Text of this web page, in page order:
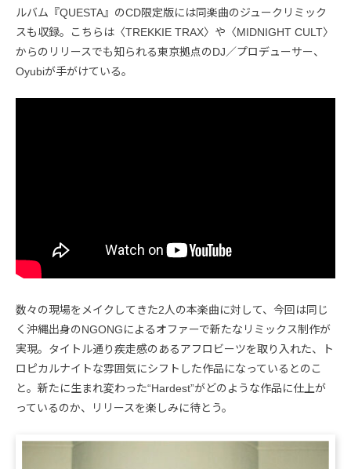
ルバム『QUESTA』のCD限定版には同楽曲のジュークリミック
スも収録。こちらは〈TREKKIE TRAX〉や〈MIDNIGHT CULT〉
からのリリースでも知られる東京拠点のDJ／プロデューサー、
Oyubiが手がけている。
数々の現場をメイクしてきた2人の本楽曲に対して、今回は同じ
く沖縄出身のNGONGによるオファーで新たなリミックス制作が
実現。タイトル通り疾走感のあるアフロビーツを取り入れた、ト
ロピカルナイトな雰囲気にシフトした作品になっているとのこ
と。新たに生まれ変わった“Hardest”がどのような作品に仕上が
っているのか、リリースを楽しみに待とう。